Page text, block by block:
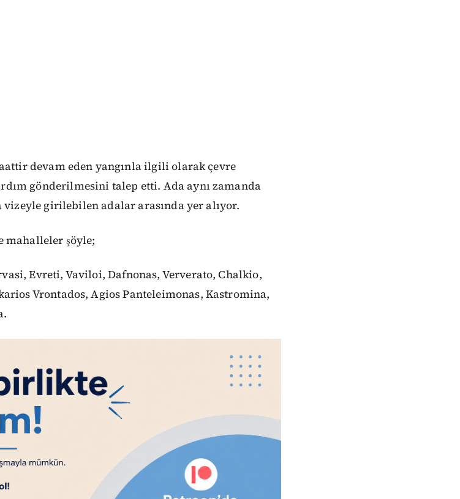
devam eden yangınla ilgili olarak çevre
gönderilmesini talep etti. Ada aynı zamanda
girilebilen adalar arasında yer alıyor.
mahalleler şöyle;
Evreti, Vaviloi, Dafnonas, Ververato, Chalkio,
Vrontados, Agios Panteleimonas, Kastromina,